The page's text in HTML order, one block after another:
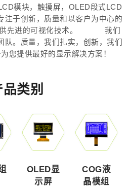
模块，触摸屏，OLED段式LCD
注于创新，质量和以客户为中心的
供先进的可视化技术。 我们
。质量，我们扎实，创新，我们
您提供最好的显示解决方案！
品类别
OLED显
示屏
COG液
晶模组